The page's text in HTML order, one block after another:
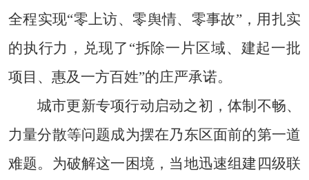
全程实现“零上访、零舆情、零事故”，用扎实
的执行力，兑现了“拆除一片区域、建起一批
项目、惠及一方百姓”的庄严承诺。
城市更新专项行动启动之初，体制不畅、
力量分散等问题成为摆在乃东区面前的第一道
难题。为破解这一困境，当地迅速组建四级联